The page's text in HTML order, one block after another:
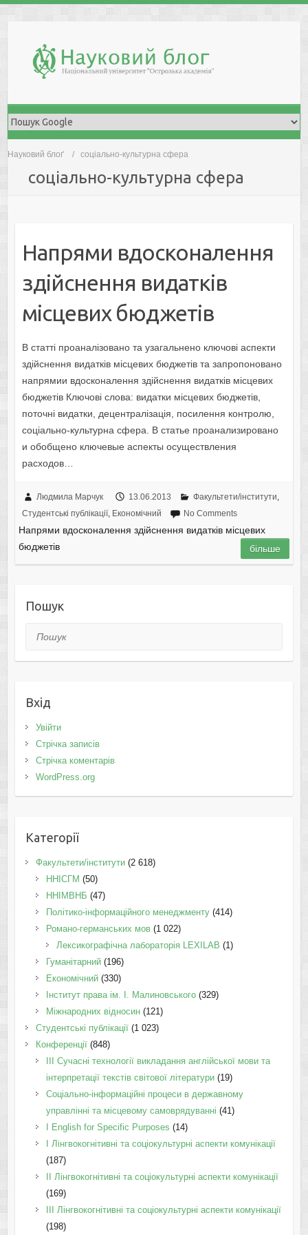
Науковий блоґ соціально-культурна сфера
соціально-культурна сфера
Напрями вдосконалення
здійснення видатків
місцевих бюджетів
В статті проаналізовано та узагальнено ключові аспекти
здійснення видатків місцевих бюджетів та запропоновано
напрямии вдосконалення здійснення видатків місцевих
бюджетів Ключові слова: видатки місцевих бюджетів,
поточні видатки, децентралізація, посилення контролю,
соціально-культурна сфера. В статье проанализировано
и обобщено ключевые аспекты осуществления
расходов…
Людмила Марчук 13.06.2013 Факультети/інститути,
Студентські публікації, Економічний No Comments
Напрями вдосконалення здійснення видатків місцевих
бюджетів
більше
Пошук
Пошук
Вхід
Увійти
Стрічка записів
Стрічка коментарів
WordPress.org
Категорії
Факультети/інститути(2 618)
ННІСГМ (50)
ННІМВНБ (47)
Політико-інформаційного менеджменту(414)
Романо-германських мов(1 022)
Лексикографічна лабораторія LEXILAB (1)
Гуманітарний(196)
Економічний(330)
Інститут права ім. І. Малиновського(329)
Міжнародних відносин(121)
Студентські публікації(1 023)
Конференції(848)
III Сучасні технології викладання англійської мови та
інтерпретації текстів світової літератури(19)
Соціально-інформаційні процеси в державному
управлінні та місцевому самоврядуванні (41)
І English for Specific Purposes (14)
I Лінгвокогнітивні та соціокультурні аспекти комунікації
(187)
IІ Лінгвокогнітивні та соціокультурні аспекти комунікації
(169)
IІI Лінгвокогнітивні та соціокультурні аспекти комунікації
(198)